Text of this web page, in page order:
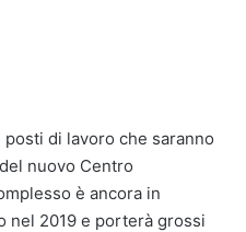
di lavoro che saranno
nuovo Centro
è ancora in
nel 2019 e porterà grossi